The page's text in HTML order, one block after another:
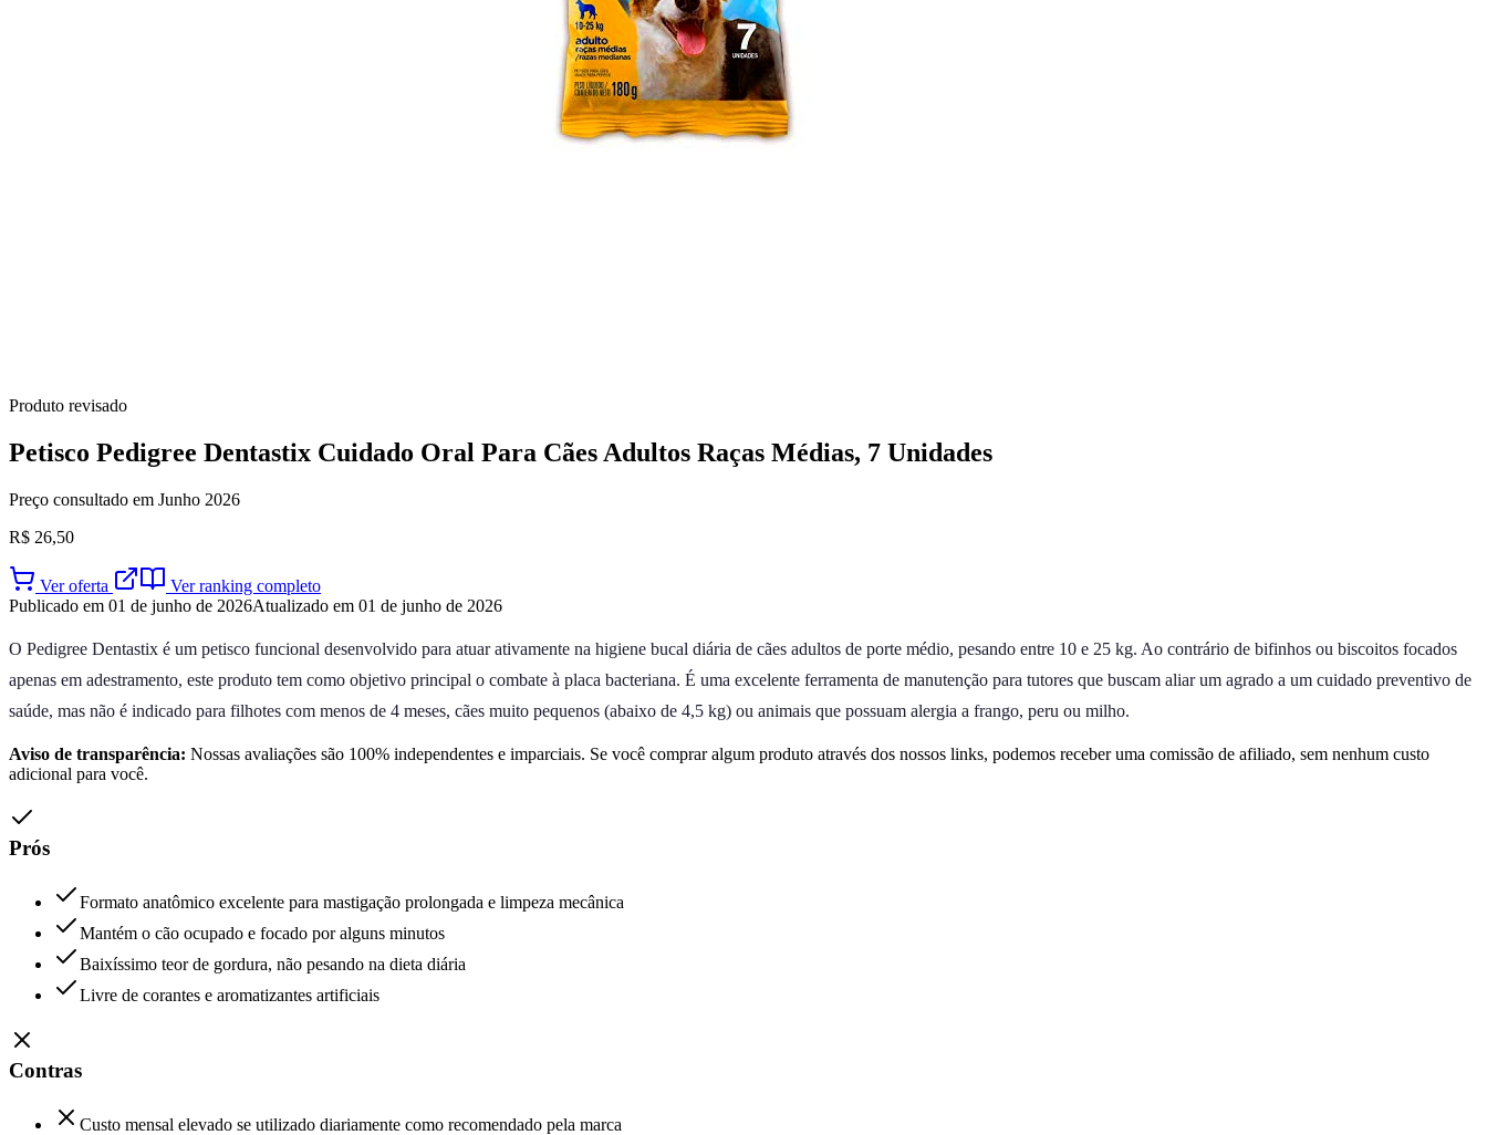
Produto revisado
Petisco Pedigree Dentastix Cuidado Oral Para Cães Adultos Raças Médias, 7 Unidades
Preço consultado em Junho 2026
R$ 26,50
Ver oferta
Ver ranking completo
Publicado em 01 de junho de 2026Atualizado em 01 de junho de 2026
O Pedigree Dentastix é um petisco funcional desenvolvido para atuar ativamente na higiene bucal diária de cães adultos de porte médio, pesando entre 10 e 25 kg. Ao contrário de bifinhos ou biscoitos focados
apenas em adestramento, este produto tem como objetivo principal o combate à placa bacteriana. É uma excelente ferramenta de manutenção para tutores que buscam aliar um agrado a um cuidado preventivo de
saúde, mas não é indicado para filhotes com menos de 4 meses, cães muito pequenos (abaixo de 4,5 kg) ou animais que possuam alergia a frango, peru ou milho.
Aviso de transparência: Nossas avaliações são 100% independentes e imparciais. Se você comprar algum produto através dos nossos links, podemos receber uma comissão de afiliado, sem nenhum custo
adicional para você.
Prós
Formato anatômico excelente para mastigação prolongada e limpeza mecânica
Mantém o cão ocupado e focado por alguns minutos
Baixíssimo teor de gordura, não pesando na dieta diária
Livre de corantes e aromatizantes artificiais
Contras
Custo mensal elevado se utilizado diariamente como recomendado pela marca